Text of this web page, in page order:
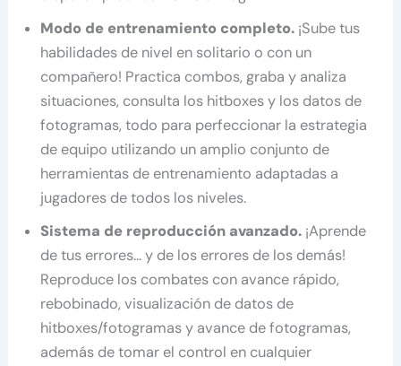
Modo de entrenamiento completo. ¡Sube tus
habilidades de nivel en solitario o con un
compañero! Practica combos, graba y analiza
situaciones, consulta los hitboxes y los datos de
fotogramas, todo para perfeccionar la estrategia
de equipo utilizando un amplio conjunto de
herramientas de entrenamiento adaptadas a
jugadores de todos los niveles.
Sistema de reproducción avanzado. ¡Aprende
de tus errores… y de los errores de los demás!
Reproduce los combates con avance rápido,
rebobinado, visualización de datos de
hitboxes/fotogramas y avance de fotogramas,
además de tomar el control en cualquier